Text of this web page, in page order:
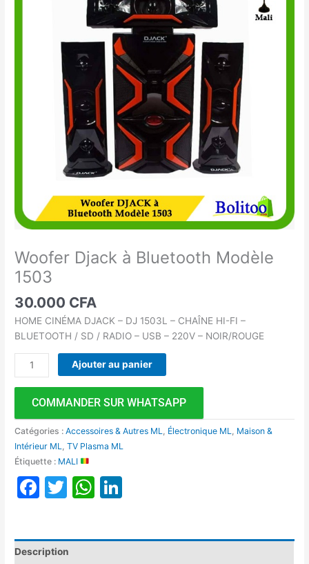
Woofer Djack à Bluetooth Modèle
1503
30.000 CFA
HOME CINÉMA DJACK – DJ 1503L – CHAÎNE HI-FI –
BLUETOOTH / SD / RADIO – USB – 220V – NOIR/ROUGE
Ajouter au panier
COMMANDER SUR WHATSAPP
Catégories :Accessoires & Autres ML Électronique ML
Maison &
Intérieur ML
,TV Plasma ML
Étiquette : MALI
Facebook
TwitterWhatsApp
Description